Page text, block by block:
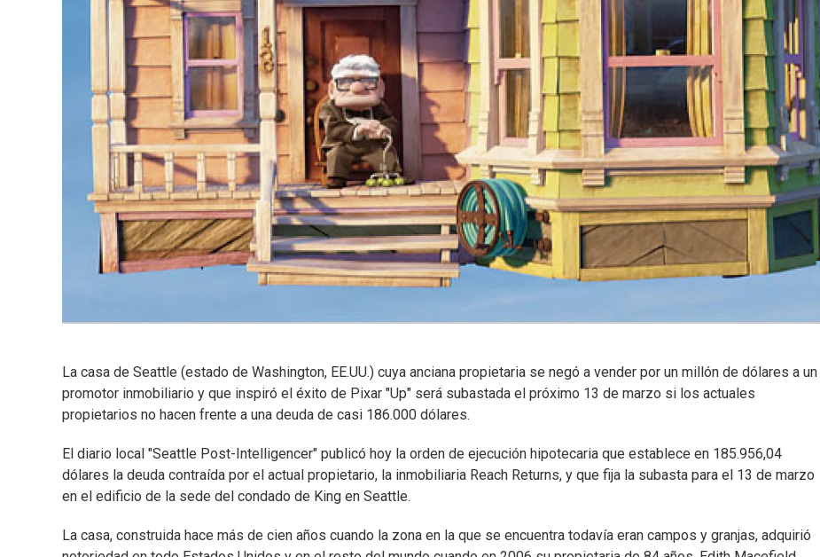
La casa de Seattle (estado de Washington, EE.UU.) cuya anciana propietaria se negó a vender por un millón de dólares a un
promotor inmobiliario y que inspiró el éxito de Pixar "Up" será subastada el próximo 13 de marzo si los actuales
propietarios no hacen frente a una deuda de casi 186.000 dólares.
El diario local "Seattle Post-Intelligencer" publicó hoy la orden de ejecución hipotecaria que establece en 185.956,04
dólares la deuda contraída por el actual propietario, la inmobiliaria Reach Returns, y que fija la subasta para el 13 de marzo
en el edificio de la sede del condado de King en Seattle.
La casa, construida hace más de cien años cuando la zona en la que se encuentra todavía eran campos y granjas, adquirió